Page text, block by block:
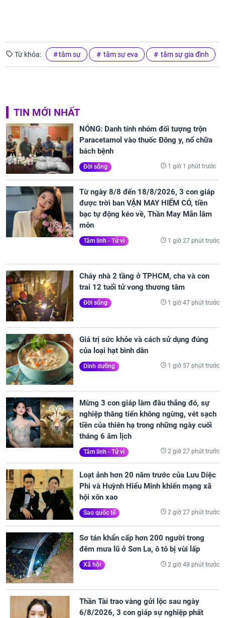
Từ khóa: tâm sự tâm sự eva tâm sự gia đình
TIN MỚI NHẤT
NÓNG: Danh tính nhóm đối tượng trộn
Paracetamol vào thuốc Đông y, nổ chữa
bách bệnh
Đời sống 1 giờ 1 phút trước
Từ ngày 8/8 đến 18/8/2026, 3 con giáp
được trời ban VẬN MAY HIẾM CÓ, tiền
bạc tự động kéo về, Thần May Mắn lâm
môn
Tâm linh - Tử vi 1 giờ 27 phút trước
Cháy nhà 2 tầng ở TPHCM, cha và con
trai 12 tuổi tử vong thương tâm
Đời sống 1 giờ 47 phút trước
Giá trị sức khỏe và cách sử dụng đúng
của loại hạt bình dân
Dinh dưỡng 1 giờ 57 phút trước
Mừng 3 con giáp làm đâu thắng đó, sự
nghiệp thăng tiến không ngừng, vét sạch
tiền của thiên hạ trong những ngày cuối
tháng 6 âm lịch
Tâm linh - Tử vi 2 giờ 27 phút trước
Loạt ảnh hơn 20 năm trước của Lưu Diệc
Phi và Huỳnh Hiểu Minh khiến mạng xã
hội xôn xao
Sao quốc tế 2 giờ 27 phút trước
Sơ tán khẩn cấp hơn 200 người trong
đêm mưa lũ ở Sơn La, ô tô bị vùi lấp
Xã hội 2 giờ 48 phút trước
Thần Tài trao vàng gửi lộc sau ngày
6/8/2026, 3 con giáp sự nghiệp phất